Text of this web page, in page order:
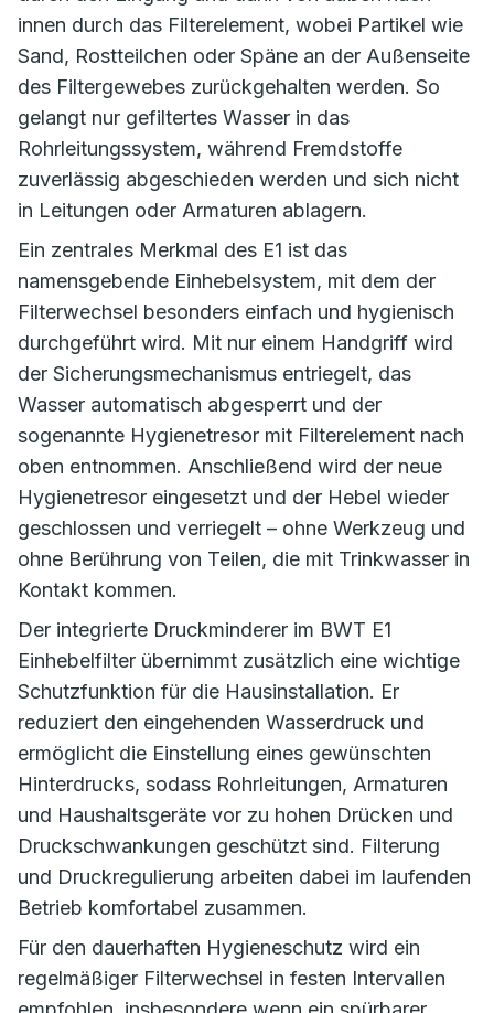
innen durch das Filterelement, wobei Partikel wie
Sand, Rostteilchen oder Späne an der Außenseite
des Filtergewebes zurückgehalten werden. So
gelangt nur gefiltertes Wasser in das
Rohrleitungssystem, während Fremdstoffe
zuverlässig abgeschieden werden und sich nicht
in Leitungen oder Armaturen ablagern.
Ein zentrales Merkmal des E1 ist das
namensgebende Einhebelsystem, mit dem der
Filterwechsel besonders einfach und hygienisch
durchgeführt wird. Mit nur einem Handgriff wird
der Sicherungsmechanismus entriegelt, das
Wasser automatisch abgesperrt und der
sogenannte Hygienetresor mit Filterelement nach
oben entnommen. Anschließend wird der neue
Hygienetresor eingesetzt und der Hebel wieder
geschlossen und verriegelt – ohne Werkzeug und
ohne Berührung von Teilen, die mit Trinkwasser in
Kontakt kommen.
Der integrierte Druckminderer im BWT E1
Einhebelfilter übernimmt zusätzlich eine wichtige
Schutzfunktion für die Hausinstallation. Er
reduziert den eingehenden Wasserdruck und
ermöglicht die Einstellung eines gewünschten
Hinterdrucks, sodass Rohrleitungen, Armaturen
und Haushaltsgeräte vor zu hohen Drücken und
Druckschwankungen geschützt sind. Filterung
und Druckregulierung arbeiten dabei im laufenden
Betrieb komfortabel zusammen.
Für den dauerhaften Hygieneschutz wird ein
regelmäßiger Filterwechsel in festen Intervallen